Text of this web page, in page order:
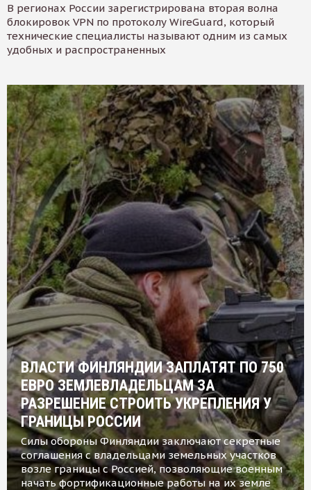
В регионах России зарегистрирована вторая волна
блокировок VPN по протоколу WireGuard, который
технические специалисты называют одним из самых
удобных и распространенных
ВЛАСТИ ФИНЛЯНДИИ ЗАПЛАТЯТ ПО 750
ЕВРО ЗЕМЛЕВЛАДЕЛЬЦАМ ЗА
РАЗРЕШЕНИЕ СТРОИТЬ УКРЕПЛЕНИЯ У
ГРАНИЦЫ РОССИИ
Силы обороны Финляндии заключают секретные
соглашения с владельцами земельных участков
возле границы с Россией, позволяющие военным
начать фортификационные работы на их земле